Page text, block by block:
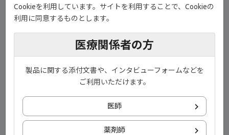
好ましい投与方法については、経口投与88.9％、点滴3.8％、皮下
注射7.2％という結果でした
。
Cookieを利用しています。サイトを利用することで、Cookieの
利用に同意するものとします。
医療関係者の方
製品に関する添付文書や、インタビューフォームなどを
ご利用いただけます。
医師
薬剤師